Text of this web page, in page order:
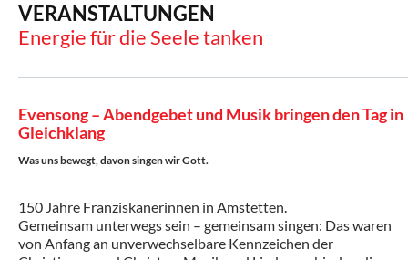
VERANSTALTUNGEN
Energie für die Seele tanken
Evensong – Abendgebet und Musik bringen den Tag in
Gleichklang
Was uns bewegt, davon singen wir Gott.
150 Jahre Franziskanerinnen in Amstetten.
Gemeinsam unterwegs sein – gemeinsam singen: Das waren
von Anfang an unverwechselbare Kennzeichen der